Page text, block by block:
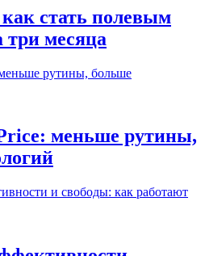
стать полевым
три месяца
меньше рутины,